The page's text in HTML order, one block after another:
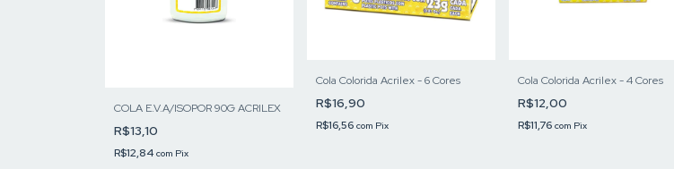
COLA E.V.A/ISOPOR 90G ACRILEX
R$13,10
R$12,84 com Pix
Cola Colorida Acrilex - 6 Cores
R$16,90
R$16,56 com Pix
Cola Colorida Acrilex - 4 Cores
R$12,00
R$11,76 com Pix